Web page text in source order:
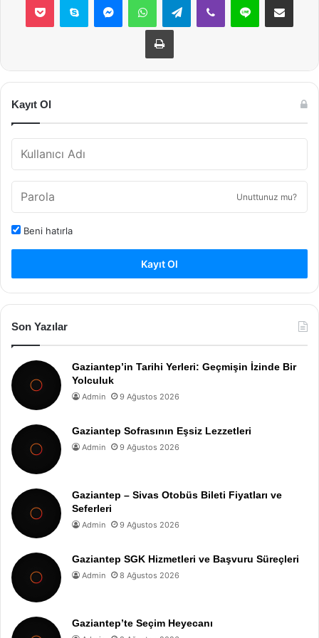
Yazdır
Kayıt Ol
Unuttunuz mu?
Beni hatırla
Kayıt Ol
Son Yazılar
Gaziantep’in Tarihi Yerleri: Geçmişin İzinde Bir
Yolculuk
Admin 9 Ağustos 2026
Gaziantep Sofrasının Eşsiz Lezzetleri
Admin 9 Ağustos 2026
Gaziantep – Sivas Otobüs Bileti Fiyatları ve
Seferleri
Admin 9 Ağustos 2026
Gaziantep SGK Hizmetleri ve Başvuru Süreçleri
Admin 8 Ağustos 2026
Gaziantep’te Seçim Heyecanı